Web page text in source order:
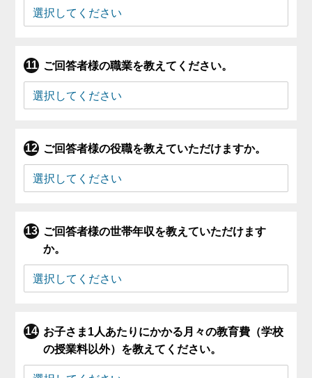
ご回答者様の職業を教えてください。
ご回答者様の役職を教えていただけますか。
ご回答者様の世帯年収を教えていただけます
か。
お子さま1人あたりにかかる月々の教育費（学校
の授業料以外）を教えてください。